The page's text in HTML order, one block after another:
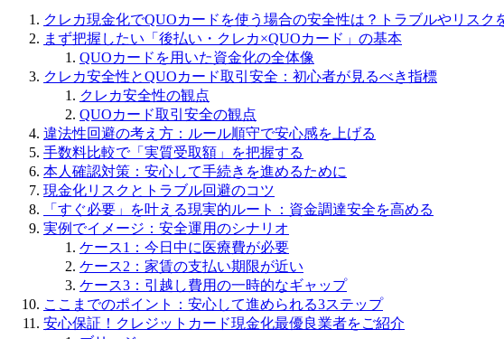
クレカ現金化でQUOカードを使う場合の安全性は？トラブルやリスク
まず把握したい「後払い・クレカ×QUOカード」の基本
QUOカードを用いた資金化の全体像
クレカ安全性とQUOカード取引安全：初心者が見るべき指標
クレカ安全性の観点
QUOカード取引安全の観点
違法性回避の考え方：ルール順守で安心感を上げる
手数料比較で「実質受取額」を把握する
本人確認対策：安心して手続きを進めるために
現金化リスクとトラブル回避のコツ
「すぐ必要」を叶える現実的ルート：資金調達安全を高める
実例でイメージ：安全運用のシナリオ
ケース1：今日中に医療費が必要
ケース2：家賃の支払い期限が近い
ケース3：引越し費用の一時的なギャップ
ここまでのポイント：安心して進められる3ステップ
安心保証！クレジットカード現金化最優良業者をご紹介